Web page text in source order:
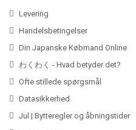
Levering
Handelsbetingelser
Din Japanske Købmand Online
わくわく - Hvad betyder det?
Ofte stillede spørgsmål
Datasikkerhed
Jul | Bytteregler og åbningstider